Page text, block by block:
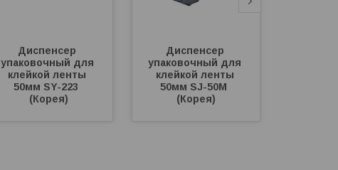
Диспенсер
упаковочный для
клейкой ленты
50мм SY-223
(Корея)
Диспенсер
упаковочный для
клейкой ленты
50мм SJ-50M
(Корея)